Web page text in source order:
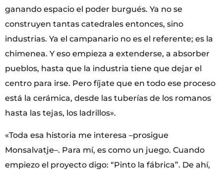
ganando espacio el poder burgués. Ya no se
construyen tantas catedrales entonces, sino
industrias. Ya el campanario no es el referente; es la
chimenea. Y eso empieza a extenderse, a absorber
pueblos, hasta que la industria tiene que dejar el
centro para irse. Pero fíjate que en todo ese proceso
está la cerámica, desde las tuberías de los romanos
hasta las tejas, los ladrillos».
«Toda esa historia me interesa –prosigue
Monsalvatje–. Para mí, es como un juego. Cuando
empiezo el proyecto digo: “Pinto la fábrica”. De ahí,